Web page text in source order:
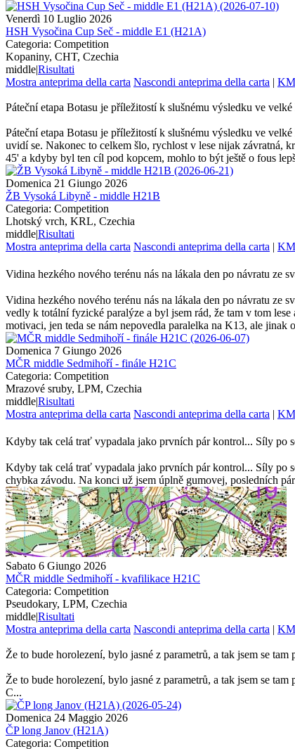
Venerdì 10 Luglio 2026
HSH Vysočina Cup Seč - middle E1 (H21A)
Categoria: Competition
Kopaniny, CHT, Czechia
middle|Risultati
Mostra anteprima della carta Nascondi anteprima della carta |
Páteční etapa Botasu je příležitostí k slušnému výsledku ve
Páteční etapa Botasu je příležitostí k slušnému výsledku ve
uvidí se. Nakonec to celkem šlo, rychlost v lese nijak závratná,
45' a kdyby byl ten cíl pod kopcem, mohlo to být ještě o fous
Domenica 21 Giungo 2026
ŽB Vysoká Libyně - middle H21B
Categoria: Competition
Lhotský vrch, KRL, Czechia
middle|Risultati
Mostra anteprima della carta Nascondi anteprima della carta |
Vidina hezkého nového terénu nás na lákala den po návratu
Vidina hezkého nového terénu nás na lákala den po návratu ze
vedly k totální fyzické paralýze a byl jsem rád, že tam v tom
motivaci, jen teda se nám nepovedla paralelka na K13, ale jinak
Domenica 7 Giungo 2026
MČR middle Sedmihoří - finále H21C
Categoria: Competition
Mrazové sruby, LPM, Czechia
middle|Risultati
Mostra anteprima della carta Nascondi anteprima della carta |
Kdyby tak celá trať vypadala jako prvních pár kontrol... Síly po
Kdyby tak celá trať vypadala jako prvních pár kontrol... Síly po
chybka závodu. Na konci už jsem úplně gumovej, posledních
Sabato 6 Giungo 2026
MČR middle Sedmihoří - kvafilikace H21C
Categoria: Competition
Pseudokary, LPM, Czechia
middle|Risultati
Mostra anteprima della carta Nascondi anteprima della carta |
Že to bude horolezení, bylo jasné z parametrů, a tak jsem se
Že to bude horolezení, bylo jasné z parametrů, a tak jsem se
C...
Domenica 24 Maggio 2026
ČP long Janov (H21A)
Categoria: Competition